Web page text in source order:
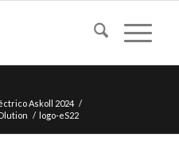
Askoll 2024 /
/ logo-eS22